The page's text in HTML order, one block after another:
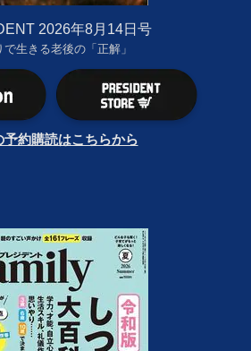
2026年8月14日号
で生きる老後の「正解」
予約購読はこちらから